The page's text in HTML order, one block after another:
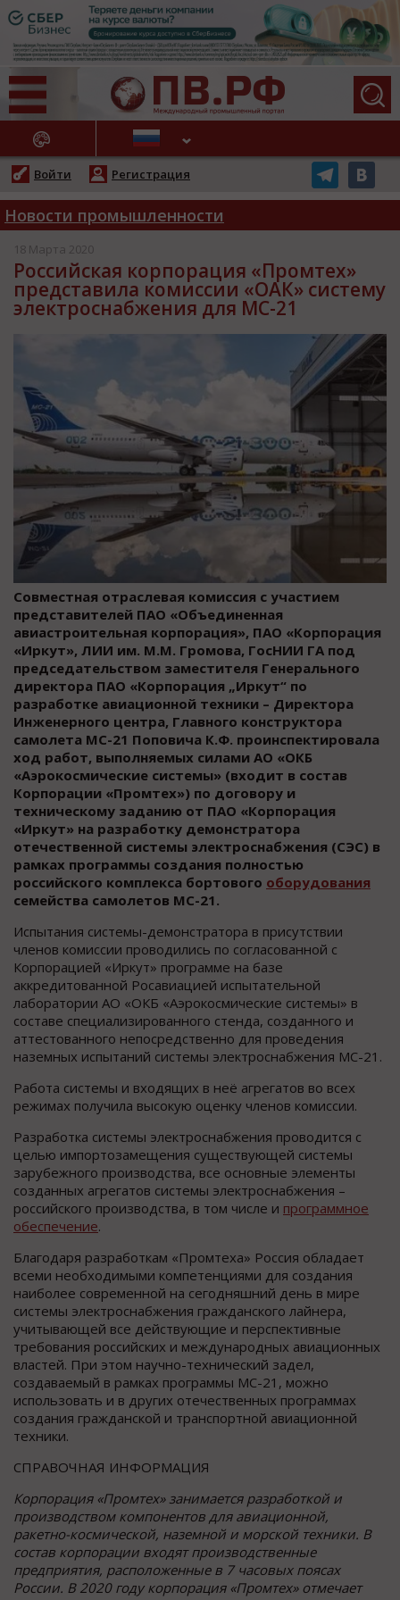
НОВОСТИ
Войти Регистрация
Новости промышленности
18 Марта 2020
Российская корпорация «Промтех»
представила комиссии «ОАК» систему
электроснабжения для МС-21
Совместная отраслевая комиссия с участием
представителей ПАО «Объединенная
авиастроительная корпорация», ПАО «Корпорация
«Иркут», ЛИИ им. М.М. Громова, ГосНИИ ГА под
председательством заместителя Генерального
директора ПАО «Корпорация „Иркут“ по
разработке авиационной техники – Директора
Инженерного центра, Главного конструктора
самолета МС-21 Поповича К.Ф. проинспектировала
ход работ, выполняемых силами АО «ОКБ
«Аэрокосмические системы» (входит в состав
Корпорации «Промтех») по договору и
техническому заданию от ПАО «Корпорация
«Иркут» на разработку демонстратора
отечественной системы электроснабжения (СЭС) в
рамках программы создания полностью
российского комплекса бортового оборудования
семейства самолетов МС-21.
Испытания системы-демонстратора в присутствии
членов комиссии проводились по согласованной с
Корпорацией «Иркут» программе на базе
аккредитованной Росавиацией испытательной
лаборатории АО «ОКБ «Аэрокосмические системы» в
составе специализированного стенда, созданного и
аттестованного непосредственно для проведения
наземных испытаний системы электроснабжения МС-21.
Работа системы и входящих в неё агрегатов во всех
режимах получила высокую оценку членов комиссии.
Разработка системы электроснабжения проводится с
целью импортозамещения существующей системы
зарубежного производства, все основные элементы
созданных агрегатов системы электроснабжения –
российского производства, в том числе и программное
обеспечение.
Благодаря разработкам «Промтеха» Россия обладает
всеми необходимыми компетенциями для создания
наиболее современной на сегодняшний день в мире
системы электроснабжения гражданского лайнера,
учитывающей все действующие и перспективные
требования российских и международных авиационных
властей. При этом научно-технический задел,
создаваемый в рамках программы МС-21, можно
использовать и в других отечественных программах
создания гражданской и транспортной авиационной
техники.
СПРАВОЧНАЯ ИНФОРМАЦИЯ
Корпорация «Промтех» занимается разработкой и
производством компонентов для авиационной,
ракетно-космической, наземной и морской техники. В
состав корпорации входят производственные
предприятия, расположенные в 7 часовых поясах
России. В 2020 году корпорация «Промтех» отмечает